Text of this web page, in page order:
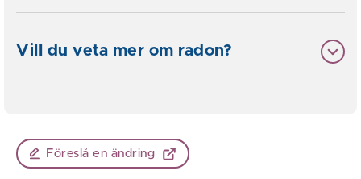
Vill du veta mer om radon?
Föreslå en ändring